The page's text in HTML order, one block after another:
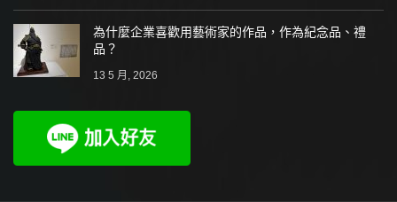
為什麼企業喜歡用藝術家的作品，作為紀念品、禮
品？
13 5 月, 2026